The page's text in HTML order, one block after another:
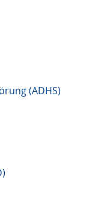
(ADHS)